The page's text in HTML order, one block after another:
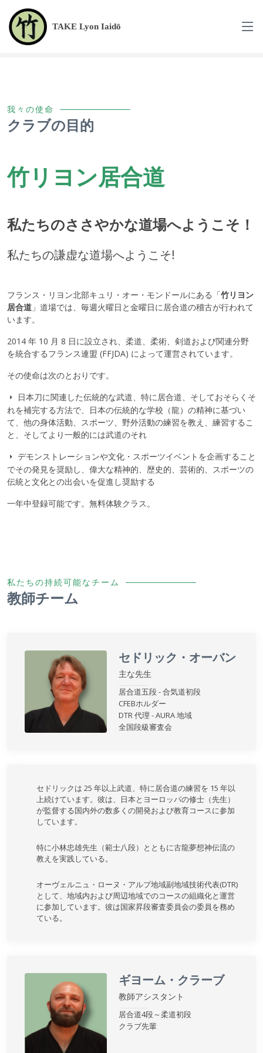
TAKE Lyon Iaidō
我々の使命
クラブの目的
竹リヨン居合道
私たちのささやかな道場へようこそ！
私たちの謙虚な道場へようこそ!
フランス・リヨン北部キュリ・オー・モンドールにある「竹リヨン
居合道 」道場では、毎週火曜日と金曜日に居合道の稽古が行われて
います。
2014 年 10 月 8 日に設立され、柔道、柔術、剣道および関連分野
を統合するフランス連盟 (FFJDA) によって運営されています。
その使命は次のとおりです。
日本刀に関連した伝統的な武道、特に居合道、そしておそらくそ
れを補完する方法で、日本の伝統的な学校（龍）の精神に基づい
て、他の身体活動、スポーツ、野外活動の練習を教え、練習するこ
と、そしてより一般的には武道のそれ
デモンストレーションや文化・スポーツイベントを企画すること
でその発見を奨励し、偉大な精神的、歴史的、芸術的、スポーツの
伝統と文化との出会いを促進し奨励する
一年中登録可能です。無料体験クラス。
私たちの持続可能なチーム
教師チーム
セドリック・オーバン
主な先生
居合道五段 - 合気道初段
CFEBホルダー
DTR 代理 - AURA 地域
全国段級審査会
セドリックは 25 年以上武道、特に居合道の練習を 15 年以
上続けています。彼は、日本とヨーロッパの修士（先生）
が監督する国内外の数多くの開発および教育コースに参加
しています。
特に小林忠雄先生（範士八段）とともに古龍夢想神伝流の
教えを実践している。
オーヴェルニュ・ローヌ・アルプ地域副地域技術代表(DTR)
として、地域内および周辺地域でのコースの組織化と運営
に参加しています。彼は国家昇段審査委員会の委員を務め
ている。
ギヨーム・クラーブ
教師アシスタント
居合道4段～柔道初段
クラブ先輩